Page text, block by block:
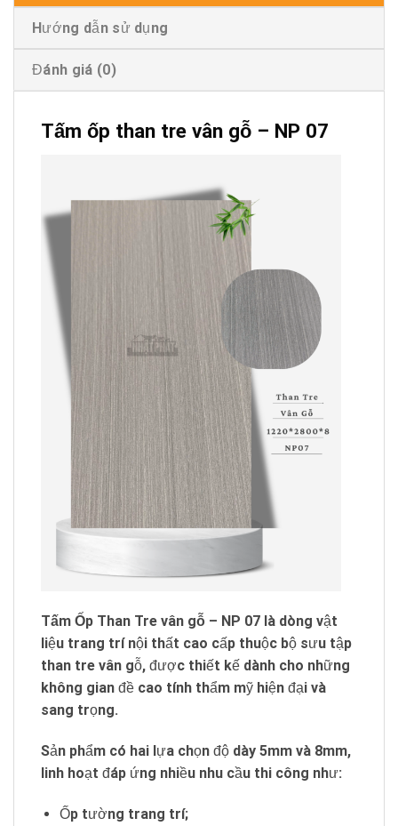
Đánh giá (0)
Hướng dẫn sử dụng
Tấm ốp than tre vân gỗ – NP 07
Tấm Ốp Than Tre vân gỗ – NP 07 là dòng vật
liệu trang trí nội thất cao cấp thuộc bộ sưu tập
than tre vân gỗ, được thiết kế dành cho những
không gian đề cao tính thẩm mỹ hiện đại và
sang trọng.
Sản phẩm có hai lựa chọn độ dày 5mm và 8mm,
linh hoạt đáp ứng nhiều nhu cầu thi công như:
Ốp tường trang trí;